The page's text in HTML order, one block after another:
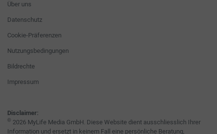
Über uns
Datenschutz
Cookie-Präferenzen
Nutzungsbedingungen
Bildrechte
Impressum
Disclaimer:
© 2026 MyLife Media GmbH. Diese Website dient ausschliesslich Ihrer
Information und ersetzt in keinem Fall eine persönliche Beratung,